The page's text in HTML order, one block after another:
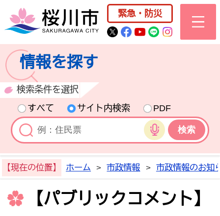
桜川市公式ホー
緊急・防災
桜川市公式Twitter
桜川市公式
桜川市公式
桜川市公式
情報を探す
検索条件を選択
すべて
サイト内検索
PDF
音声検索
【現在の位置】 ホーム > 市政情報 > 市政情報のお知
【パブリックコメント】